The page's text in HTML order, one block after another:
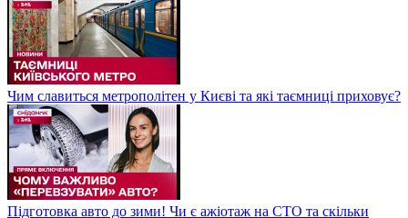
Чим славиться метрополітен у Києві та які таємниці приховує?
Підготовка авто до зими! Чи є ажіотаж на СТО та скільки